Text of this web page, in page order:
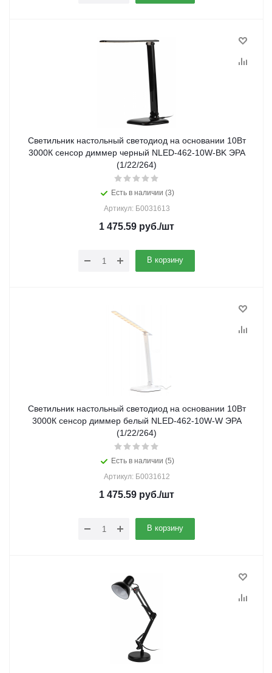
Светильник настольный светодиод на основании 10Вт
3000К сенсор диммер черный NLED-462-10W-BK ЭРА
(1/22/264)
Есть в наличии (3)
Артикул: Б0031613
1 475.59 руб./шт
В корзину
Светильник настольный светодиод на основании 10Вт
3000К сенсор диммер белый NLED-462-10W-W ЭРА
(1/22/264)
Есть в наличии (5)
Артикул: Б0031612
1 475.59 руб./шт
В корзину